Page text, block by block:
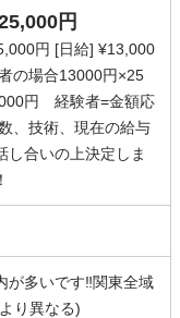
円
円 [日給] ¥13,000
の場合13000円×25
円 経験者=金額応
、技術、現在の給与
し合いの上決定しま
が多いです‼️関東全域
り異なる)